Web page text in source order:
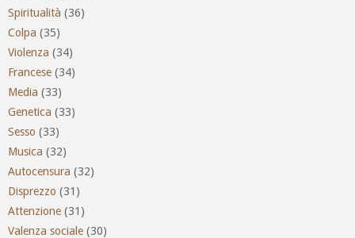
Spiritualità (36)
Colpa (35)
Violenza (34)
Francese (34)
Media (33)
Genetica (33)
Sesso (33)
Musica (32)
Autocensura (32)
Disprezzo (31)
Attenzione (31)
Valenza sociale (30)